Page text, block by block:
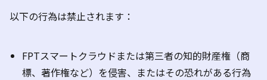
以下の行為は禁止されます ：
FPTスマートクラウドまたは第三者の知的財産権（商
標、著作権など）を侵害、またはその恐れがある行為